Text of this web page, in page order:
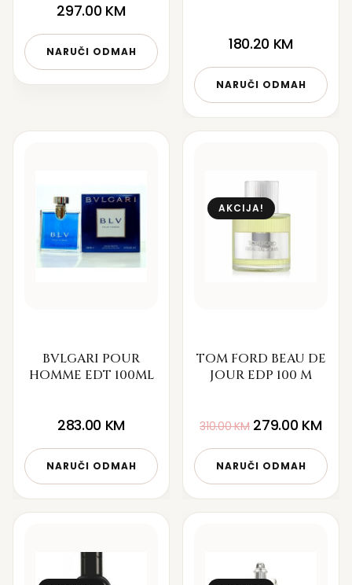
297.00 KM
NARUČI ODMAH 180.20 KM
NARUČI ODMAH
BVLGARI POUR
HOMME EDT 100ML
283.00 KM
NARUČI ODMAH
AKCIJA!
TOM FORD BEAU DE
JOUR EDP 100 M
310.00KM 279.00 KM
NARUČI ODMAH